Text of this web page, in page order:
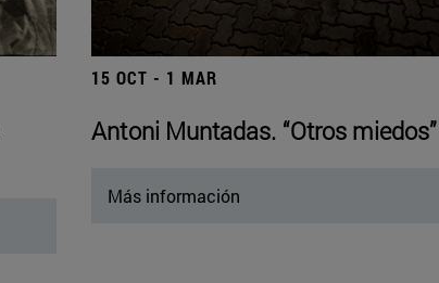
15 OCT - 1 MAR
Antoni Muntadas. “Otros miedos”
Más información